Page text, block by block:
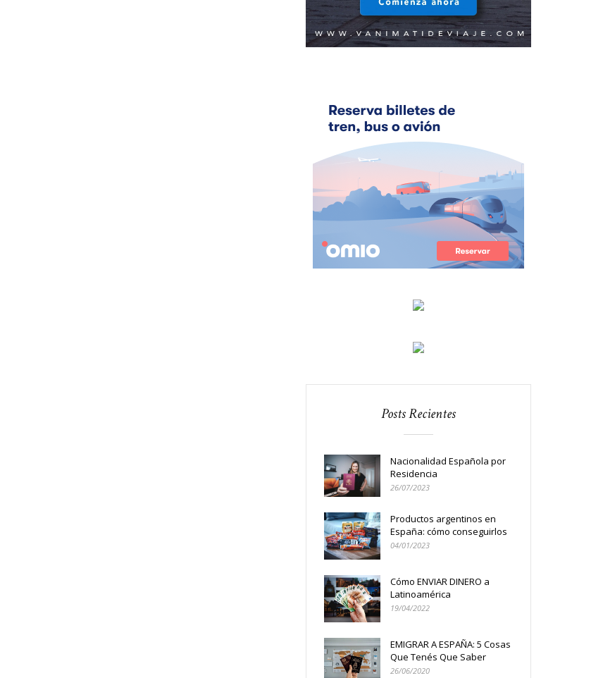
Posts Recientes
Nacionalidad Española por
Residencia
26/07/2023
Productos argentinos en
España: cómo conseguirlos
04/01/2023
Cómo ENVIAR DINERO a
Latinoamérica
19/04/2022
EMIGRAR A ESPAÑA: 5 Cosas
Que Tenés Que Saber
26/06/2020